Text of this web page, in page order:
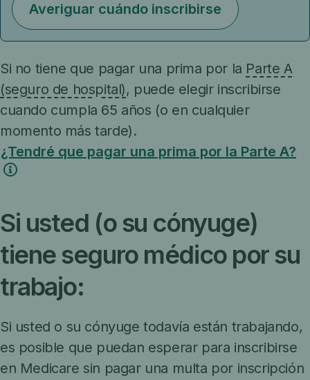
Averiguar cuándo inscribirse
Si no tiene que pagar una prima por la Parte A
(seguro de hospital), puede elegir inscribirse
cuando cumpla 65 años (o en cualquier
momento más tarde).
¿Tendré que pagar una prima por la Parte A?
Si usted (o su cónyuge)
tiene seguro médico por su
trabajo:
Si usted o su cónyuge todavía están trabajando,
es posible que puedan esperar para inscribirse
en Medicare sin pagar una multa por inscripción